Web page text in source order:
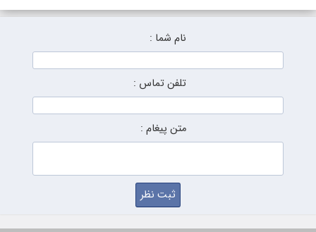
نام شما :
تلفن تماس :
متن پیغام :